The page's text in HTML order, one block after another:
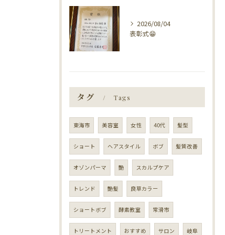
2026/08/04
表彰式😁
タグ Tags
東海市 美容室 女性 40代 髪型
ショート ヘアスタイル ボブ 髪質改善
オゾンパーマ 艶 スカルプケア
トレンド 艶髪 良草カラー
ショートボブ 酵素教室 常滑市
トリートメント おすすめ サロン 岐阜